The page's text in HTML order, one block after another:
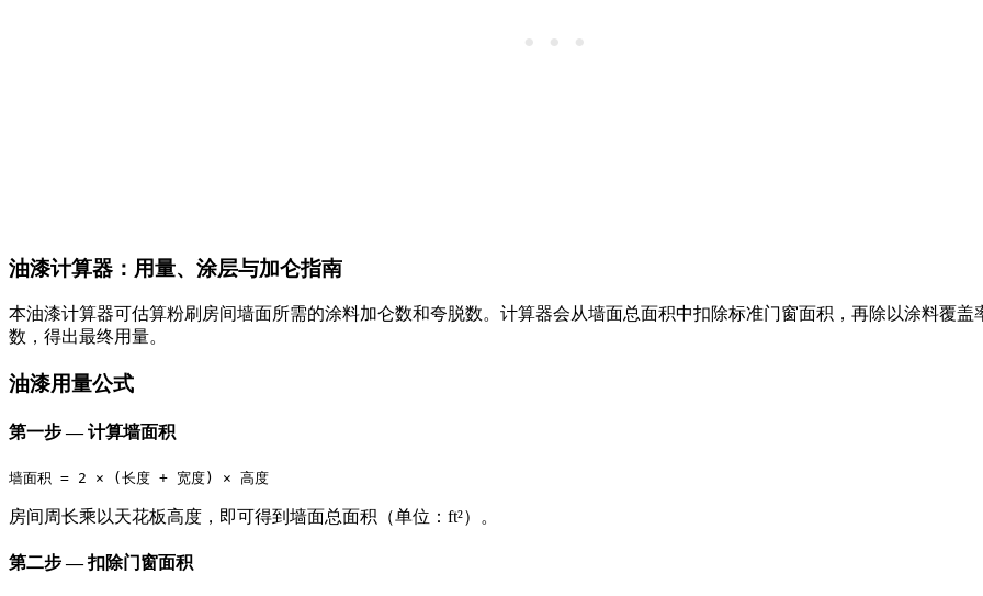
油漆计算器：用量、涂层与加仑指南
本油漆计算器可估算粉刷房间墙面所需的涂料加仑数和夸脱数。计算器会从墙面总面积中扣除标准门窗面积，再除以涂料覆盖
数，得出最终用量。
油漆用量公式
第一步 — 计算墙面积
房间周长乘以天花板高度，即可得到墙面总面积（单位：ft²）。
第二步 — 扣除门窗面积